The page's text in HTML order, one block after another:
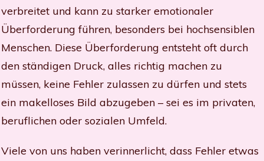
verbreitet und kann zu starker emotionaler
Überforderung führen, besonders bei hochsensiblen
Menschen. Diese Überforderung entsteht oft durch
den ständigen Druck, alles richtig machen zu
müssen, keine Fehler zulassen zu dürfen und stets
ein makelloses Bild abzugeben – sei es im privaten,
beruflichen oder sozialen Umfeld.
Viele von uns haben verinnerlicht, dass Fehler etwas